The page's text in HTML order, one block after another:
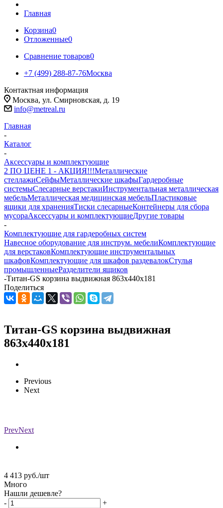
Главная
Корзина0
Отложенные0
Сравнение товаров0
+7 (499) 288-87-76Москва
Контактная информация
Москва, ул. Смирновская, д. 19
info@metreal.ru
Главная
-
Каталог
-
Аксессуары и комплектующие
2 ПО ЦЕНЕ 1 - АКЦИЯ!!!Металлические
стеллажиСейфыМеталлические шкафыГардеробные
системыСлесарные верстакиИнструментальная металлическая
мебельМеталлическая медицинская мебельПластиковые
ящики для храненияТиски слесарныеКонтейнеры для сбора
мусораАксессуары и комплектующиеДругие товары
-
Комплектующие для гардеробных систем
Навесное оборудование для инструм. мебелиКомплектующие
для верстаковКомплектующие инструментальных
шкафовКомплектующие для шкафов раздевалокСтулья
промышленныеРазделители ящиков
-Титан-GS корзина выдвижная 863x440x181
Поделиться
Титан-GS корзина выдвижная
863x440x181
Previous
Next
PrevNext
4 413 руб./шт
Много
Нашли дешевле?
-
+